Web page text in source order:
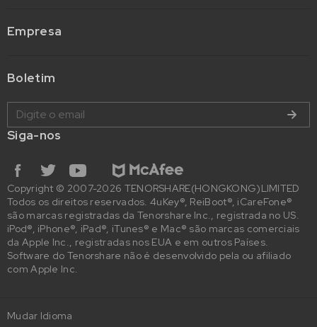
Empresa
Boletim
Siga-nos
Copyright © 2007-2026 TENORSHARE(HONGKONG)LIMITED
Todos os direitos reservados. 4uKey®, ReiBoot®, iCareFone®
são marcas registradas da Tenorshare Inc., registrada no US.
iPod®, iPhone®, iPad®, iTunes® e Mac® são marcas comerciais
da Apple Inc., registradas nos EUA e em outros Países.
Software do Tenorshare não é desenvolvido pela ou afiliado
com Apple Inc.
Mudar Idioma